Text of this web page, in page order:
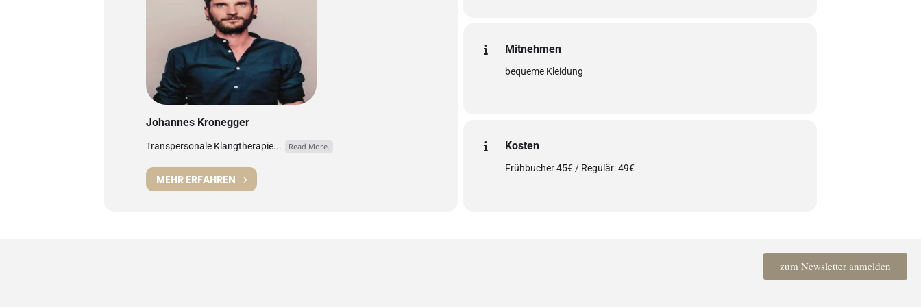
Johannes Kronegger
Transpersonale Klangtherapie... Read More.
MEHR ERFAHREN
Mitnehmen
bequeme Kleidung
Kosten
Frühbucher 45€ / Regulär: 49€
zum Newsletter anmelden